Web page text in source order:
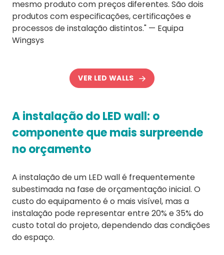
mesmo produto com preços diferentes. São dois
produtos com especificações, certificações e
processos de instalação distintos." — Equipa
Wingsys
VER LED WALLS
A instalação do LED wall: o
componente que mais surpreende
no orçamento
A instalação de um LED wall é frequentemente
subestimada na fase de orçamentação inicial. O
custo do equipamento é o mais visível, mas a
instalação pode representar entre 20% e 35% do
custo total do projeto, dependendo das condições
do espaço.